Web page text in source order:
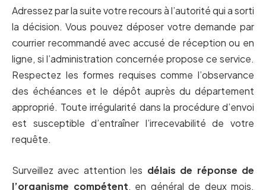
Adressez par la suite votre recours à l’autorité qui a sorti
la décision. Vous pouvez déposer votre demande par
courrier recommandé avec accusé de réception ou en
ligne, si l’administration concernée propose ce service.
Respectez les formes requises comme l’observance
des échéances et le dépôt auprès du département
approprié. Toute irrégularité dans la procédure d’envoi
est susceptible d’entraîner l’irrecevabilité de votre
requête.
Surveillez avec attention les délais de réponse de
l’organisme compétent, en général de deux mois.